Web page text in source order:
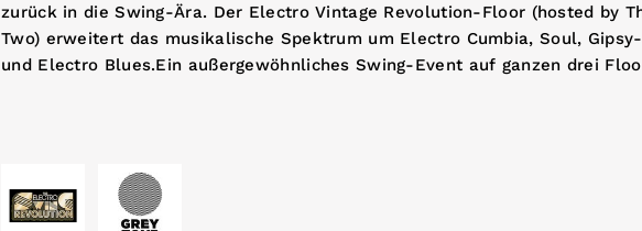
zurück in die Swing-Ära. Der Electro Vintage Revolution-Floor (hosted by
Two) erweitert das musikalische Spektrum um Electro Cumbia, Soul,
und Electro Blues.Ein außergewöhnliches Swing-Event auf ganzen drei